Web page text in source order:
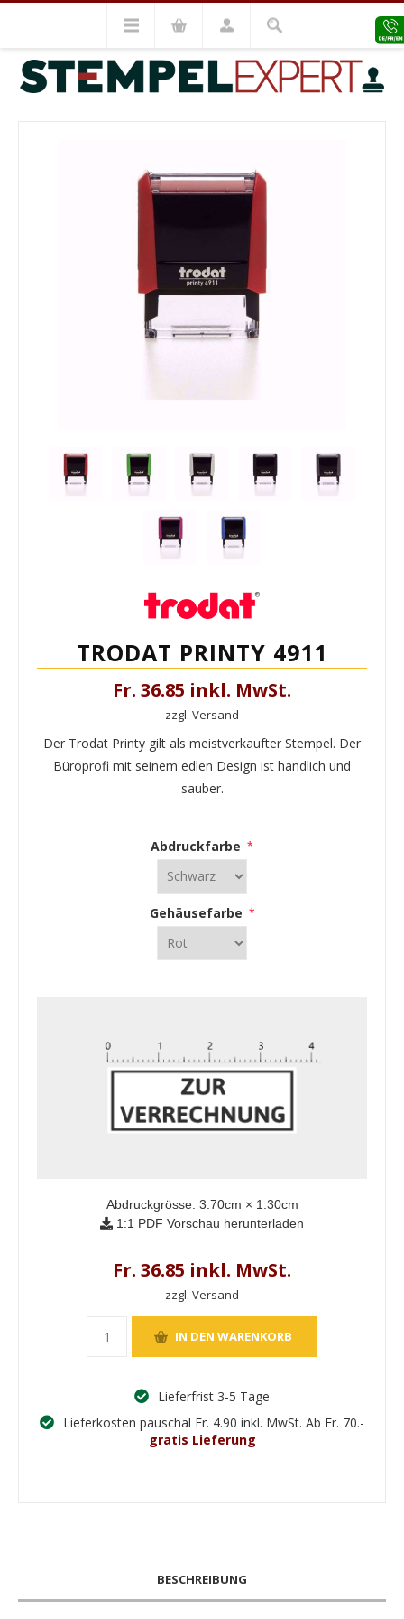
Trodat Stempel Trodat Printy Trodat Printy 4911
VORHERIGES MODELL NÄCHSTES MODELL
TRODAT PRINTY 4911
Fr. 36.85 inkl. MwSt.
zzgl. Versand
Der Trodat Printy gilt als meistverkaufter Stempel. Der
Büroprofi mit seinem edlen Design ist handlich und
sauber.
Abdruckfarbe *
Gehäusefarbe *
Abdruckgrösse: 3.70cm × 1.30cm
1:1 PDF Vorschau herunterladen
Fr. 36.85 inkl. MwSt.
zzgl. Versand
Lieferfrist 3-5 Tage
Lieferkosten pauschal Fr. 4.90 inkl. MwSt. Ab Fr. 70.-
gratis Lieferung
BESCHREIBUNG